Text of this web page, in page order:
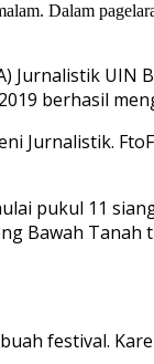
Dalam
Jurnalistik UIN
berhasil
Jurnalistik.
pukul 11
Bawah Tanah
festival.